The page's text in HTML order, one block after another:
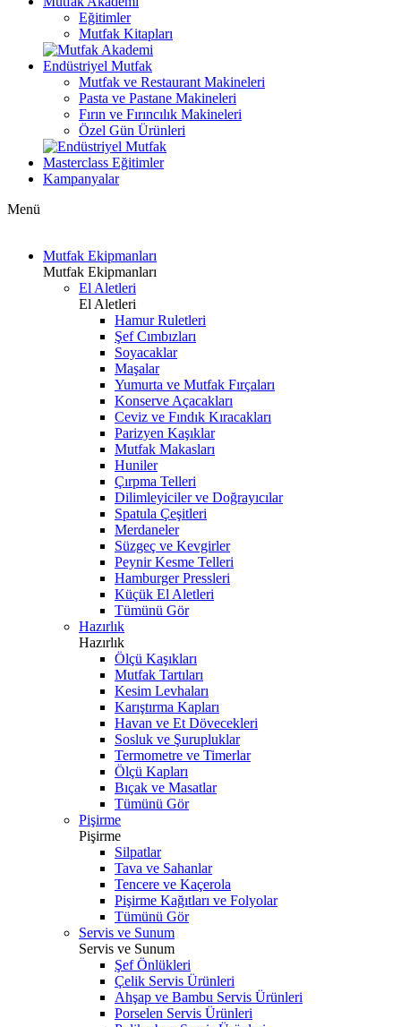
Eğitimler
Mutfak Kitapları
Endüstriyel Mutfak
Mutfak ve Restaurant Makineleri
Pasta ve Pastane Makineleri
Fırın ve Fırıncılık Makineleri
Özel Gün Ürünleri
Masterclass Eğitimler
Kampanyalar
Menü
Mutfak Ekipmanları
Mutfak Ekipmanları
El Aletleri
El Aletleri
Hamur Ruletleri
Şef Cımbızları
Soyacaklar
Maşalar
Yumurta ve Mutfak Fırçaları
Konserve Açacakları
Ceviz ve Fındık Kıracakları
Parizyen Kaşıklar
Mutfak Makasları
Huniler
Çırpma Telleri
Dilimleyiciler ve Doğrayıcılar
Spatula Çeşitleri
Merdaneler
Süzgeç ve Kevgirler
Peynir Kesme Telleri
Hamburger Pressleri
Küçük El Aletleri
Tümünü Gör
Hazırlık
Hazırlık
Ölçü Kaşıkları
Mutfak Tartıları
Kesim Levhaları
Karıştırma Kapları
Havan ve Et Dövecekleri
Sosluk ve Şurupluklar
Termometre ve Timerlar
Ölçü Kapları
Bıçak ve Masatlar
Tümünü Gör
Pişirme
Pişirme
Silpatlar
Tava ve Sahanlar
Tencere ve Kaçerola
Pişirme Kağıtları ve Folyolar
Tümünü Gör
Servis ve Sunum
Servis ve Sunum
Şef Önlükleri
Çelik Servis Ürünleri
Ahşap ve Bambu Servis Ürünleri
Porselen Servis Ürünleri